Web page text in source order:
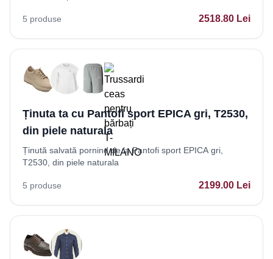
5 produse 2518.80 Lei
Ținuta ta cu Pantofi sport EPICA gri, T2530,
din piele naturala
Ținută salvată pornind de la Pantofi sport EPICA gri,
T2530, din piele naturala
5 produse 2199.00 Lei